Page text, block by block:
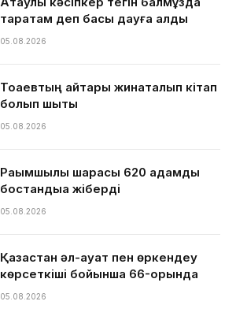
таратам деп басы дауға қалды
05.08.2026
Тоқаевтың айтқары жинақталып кітап
болып шықты
05.08.2026
Рақымшылық шарасы 620 адамды
бостандыққа жіберді
05.08.2026
Қазақстан әл-ауқат пен өркендеу
көрсеткіші бойынша 66-орында
05.08.2026